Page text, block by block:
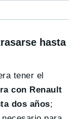
hasta
tener el
con Renault
dos años;